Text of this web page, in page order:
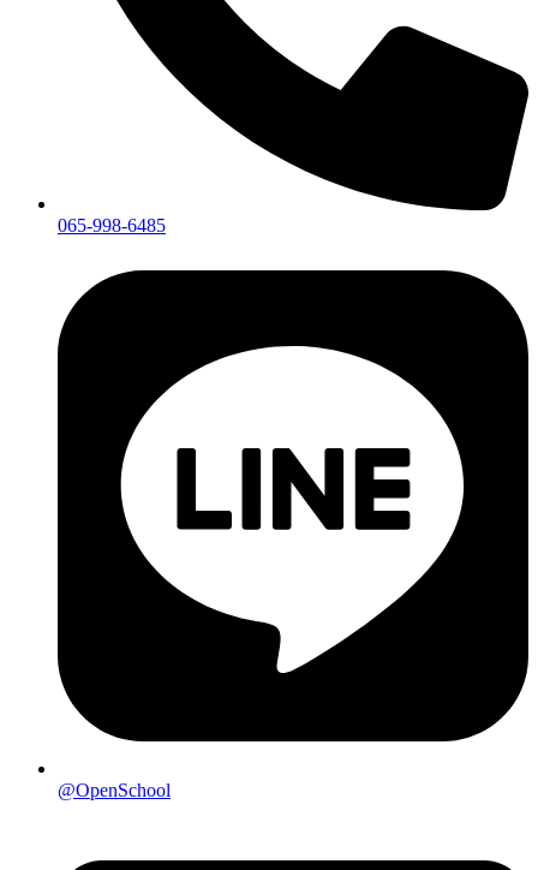
065-998-6485
@OpenSchool